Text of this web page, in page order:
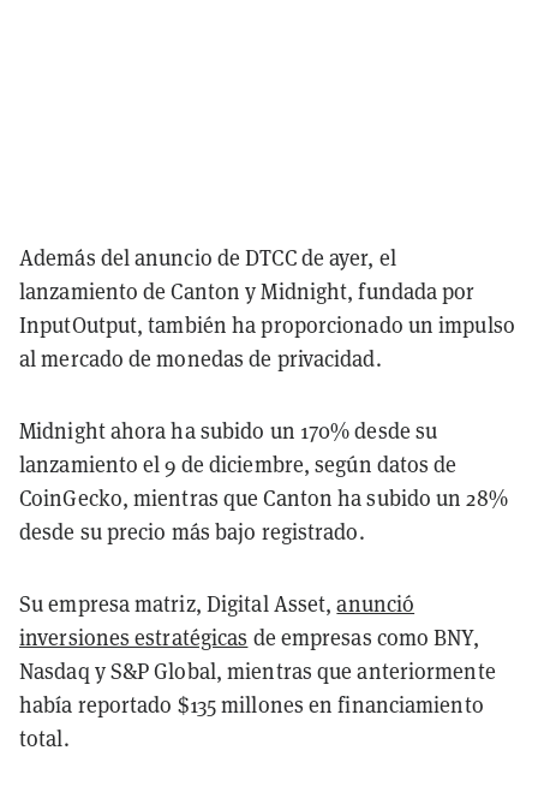
Además del anuncio de DTCC de ayer, el
lanzamiento de Canton y Midnight, fundada por
InputOutput, también ha proporcionado un impulso
al mercado de monedas de privacidad.
Midnight ahora ha subido un 170% desde su
lanzamiento el 9 de diciembre, según datos de
CoinGecko, mientras que Canton ha subido un 28%
desde su precio más bajo registrado.
Su empresa matriz, Digital Asset,anunció
inversiones estratégicas de empresas como BNY,
Nasdaq y S&P Global, mientras que anteriormente
había reportado $135 millones en financiamiento
total.